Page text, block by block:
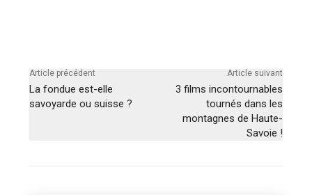
Article précédent
La fondue est-elle
savoyarde ou suisse ?
Article suivant
3 films incontournables
tournés dans les
montagnes de Haute-
Savoie !